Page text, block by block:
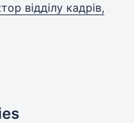
відділу кадрів,